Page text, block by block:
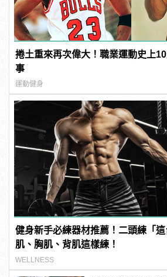
捲土重來再次偉大！職業運動史上
事
運動健身
健身新手必練器材推薦！二頭練「
肌、胸肌、背肌這樣練！
WELLNESS